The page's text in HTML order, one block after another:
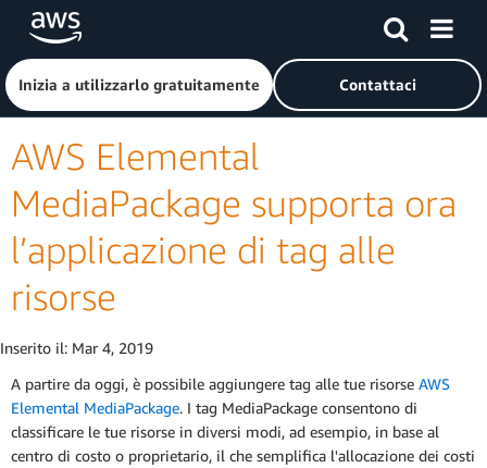
Passa al contenuto principale
Fai clic qui per tornare alla home page di Amazon Web
Inizia a utilizzarlo gratuitamente Contattaci
AWS Elemental
MediaPackage supporta ora
l’applicazione di tag alle
risorse
Inserito il: Mar 4, 2019
A partire da oggi, è possibile aggiungere tag alle tue risorse AWS
Elemental MediaPackage. I tag MediaPackage consentono di
classificare le tue risorse in diversi modi, ad esempio, in base al
centro di costo o proprietario, il che semplifica l'allocazione dei costi